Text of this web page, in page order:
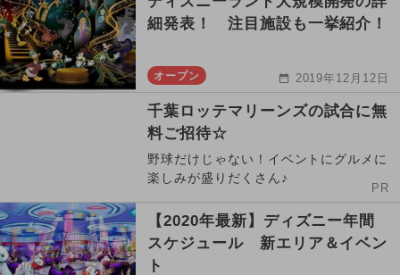
細発表！ 注目施設も一挙紹介！
オープン 2019年12月12日
千葉ロッテマリーンズの試合に無
料ご招待☆
野球だけじゃない！イベントにグルメに
楽しみが盛りだくさん♪
PR
【2020年最新】ディズニー年間
スケジュール 新エリア＆イベン
ト